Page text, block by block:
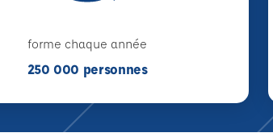
forme chaque année
250 000 personnes